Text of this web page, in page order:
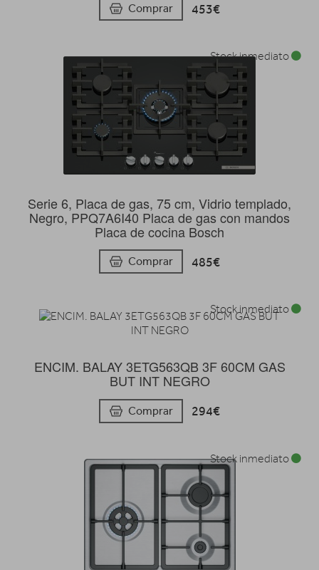
Comprar 453€
Serie 6, Placa de gas, 75 cm, Vidrio templado,
Negro, PPQ7A6I40 Placa de gas con mandos
Placa de cocina Bosch
Comprar 485€
Stock inmediato
ENCIM. BALAY 3ETG563QB 3F 60CM GAS
BUT INT NEGRO
Comprar 294€
Stock inmediato
Stock inmediato